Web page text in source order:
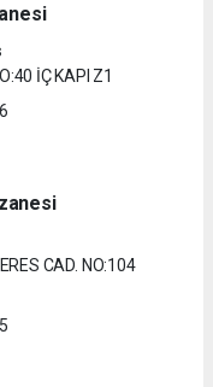
İÇ KAPI Z1
CAD. NO:104